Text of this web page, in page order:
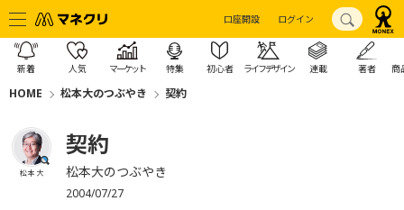
口座開設 ログイン
新着 人気 マーケット 特集 初心者 ライフデザイン 連載 著者 商
HOME 松本大のつぶやき 契約
松本 大
契約
松本大のつぶやき
2004/07/27